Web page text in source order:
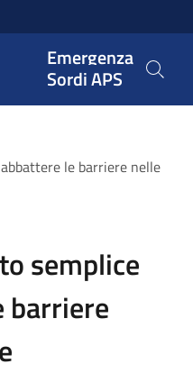
Emergenza
Sordi APS
le barriere nelle
semplice
barriere